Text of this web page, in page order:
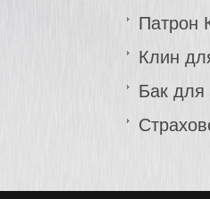
Патрон
Клин
Бак